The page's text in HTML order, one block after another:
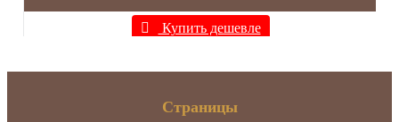
Купить дешевле
Страницы